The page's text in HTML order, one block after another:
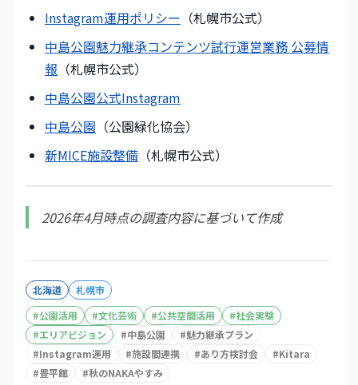
Instagram運用ポリシー （札幌市公式）
中島公園魅力継承コンテンツ試行運営業務 公募情
報 （札幌市公式）
中島公園公式Instagram
中島公園 （公園緑化協会）
新MICE施設整備 （札幌市公式）
2026年4月時点の調査内容に基づいて作成
北海道
札幌市
#公園活用 #文化芸術 #公共空間活用 #社会実験
#エリアビジョン #中島公園 #魅力継承プラン
#Instagram運用 #施設間連携 #あり方検討会 #Kitara
#豊平館 #秋のNAKAやすみ